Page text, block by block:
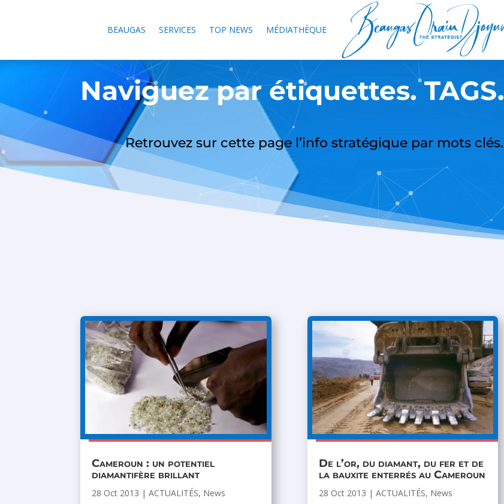
BEAUGAS SERVICES TOP NEWS MÉDIATHÈQUE
Naviguez par étiquettes. TAGS.
Retrouvez sur cette page l’info stratégique par mots clés.
Cameroun : un potentiel
diamantifère brillant
28 Oct 2013 |ACTUALITÉS, News
De l’or, du diamant, du fer et de
la bauxite enterrés au Cameroun
28 Oct 2013 | ACTUALITÉS, News